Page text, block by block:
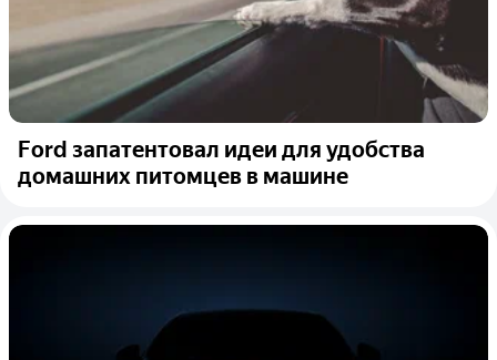
Ford запатентовал идеи для удобства
домашних питомцев в машине